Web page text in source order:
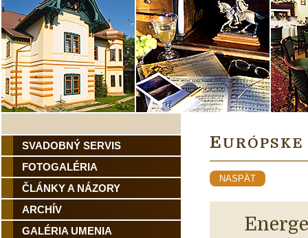
SVADOBNÝ SERVIS
FOTOGALÉRIA
ČLÁNKY A NÁZORY
ARCHÍV
GALÉRIA UMENIA
EURÓPSKE
NASPÄT